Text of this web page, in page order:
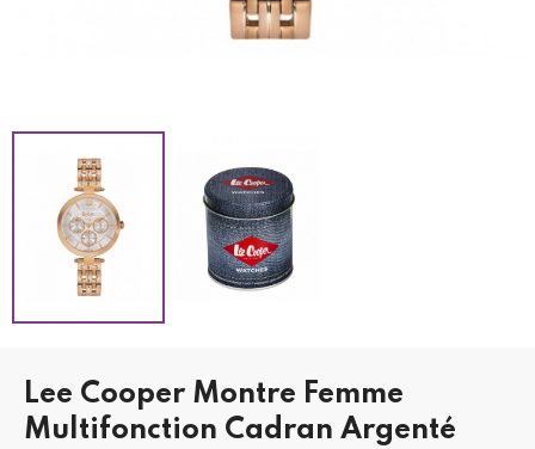
Lee Cooper Montre Femme
Multifonction Cadran Argenté